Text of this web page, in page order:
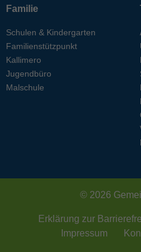
Familie
Schulen & Kindergarten
Familienstützpunkt
Kallimero
Jugendbüro
Malschule
© 2026
Erklärung zur
Impressum